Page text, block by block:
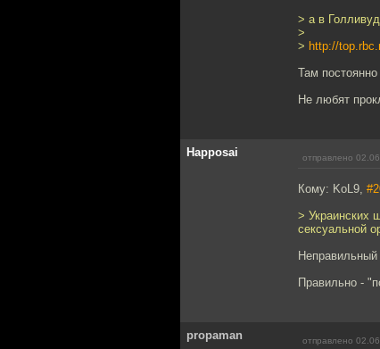
> а в
>
> http://
Там постоянно
Не любят
Happosai отправлено
Кому: KoL9,
> Украинских
сексуальной
Неправильный
Правильно -
propaman отправлено